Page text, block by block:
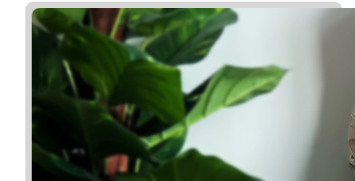
Facebook
TwitterWhatsApp
Line Telegram